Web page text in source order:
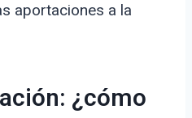
aportaciones a la
¿cómo